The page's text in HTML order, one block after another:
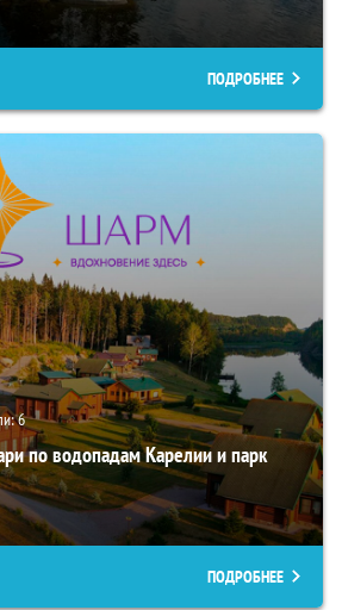
ПОДРОБНЕЕ
6
по водопадам Карелии и парк
ПОДРОБНЕЕ